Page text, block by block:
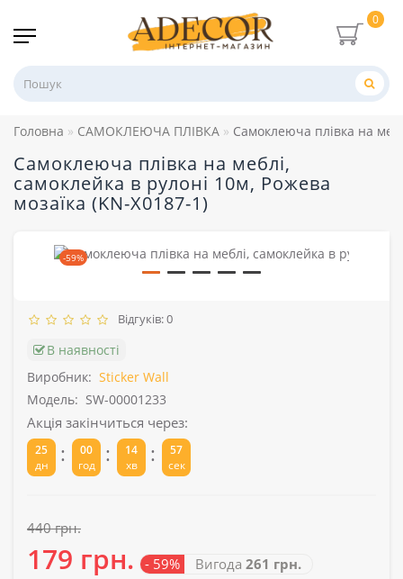
0
Головна САМОКЛЕЮЧА ПЛІВКА Самоклеюча плівка на
Самоклеюча плівка на меблі,
самоклейка в рулоні 10м, Рожева
мозаїка (KN-X0187-1)
-59%
Відгуків: 0
В наявності
Виробник: Sticker Wall
Модель: SW-00001233
Акція закінчиться через:
25
дн
:
00
год
:
14
хв
:
57
сек
440 грн.
179 грн. - 59% Вигода 261 грн.